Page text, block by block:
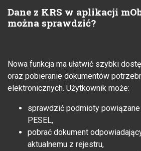
Dane z KRS w aplikacji
można sprawdzić?
Nowa funkcja ma ułatwić szybki
oraz pobieranie dokumentów
elektronicznych. Użytkownik może:
sprawdzić podmioty
PESEL,
pobrać dokument
aktualnemu z rejestru,